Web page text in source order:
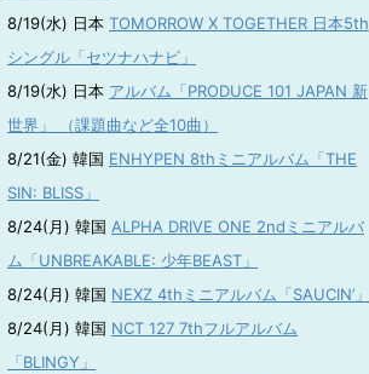
8/19(水) 日本 TOMORROW X TOGETHER 日本5th
シングル「セツナハナビ」
8/19(水) 日本 アルバム「PRODUCE 101 JAPAN 新
世界」 （課題曲など全10曲）
8/21(金) 韓国 ENHYPEN 8thミニアルバム「THE
SIN: BLISS」
8/24(月) 韓国 ALPHA DRIVE ONE 2ndミニアルバ
ム「UNBREAKABLE: 少年BEAST」
8/24(月) 韓国 NEXZ 4thミニアルバム「SAUCIN’」
8/24(月) 韓国 NCT 127 7thフルアルバム
「BLINGY」